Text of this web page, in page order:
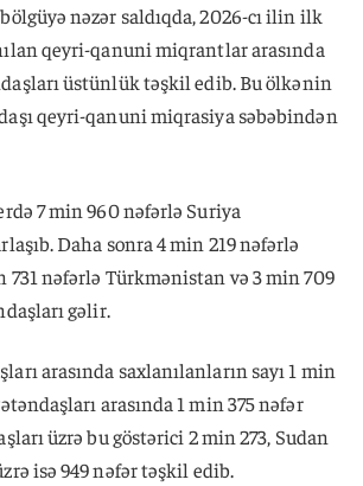
nəzər saldıqda, 2026-cı ilin ilk
qeyri-qanuni miqrantlar arasında
üstünlük təşkil edib. Bu ölkənin
qeyri-qanuni miqrasiya səbəbindən
7 min 960 nəfərlə Suriya
Daha sonra 4 min 219 nəfərlə
731 nəfərlə Türkmənistan və 3 min 709
gəlir.
arasında saxlanılanların sayı 1 min
arasında 1 min 375 nəfər
üzrə bu göstərici 2 min 273, Sudan
isə 949 nəfər təşkil edib.